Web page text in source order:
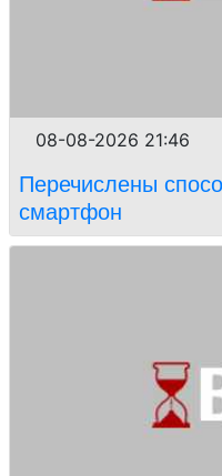
08-08-2026 21:46
Перечислены
смартфон